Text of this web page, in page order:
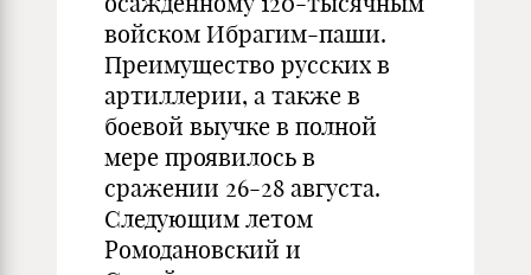
войском Ибрагим-паши.
Преимущество русских в
артиллерии, а также в
боевой выучке в полной
мере проявилось в
сражении 26-28 августа.
Следующим летом
Ромодановский и